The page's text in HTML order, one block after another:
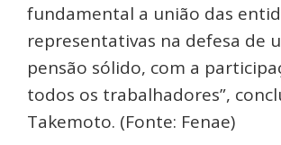
fundamental a união das
representativas na defesa de
pensão sólido, com a
todos os trabalhadores”,
Takemoto. (Fonte: Fenae)